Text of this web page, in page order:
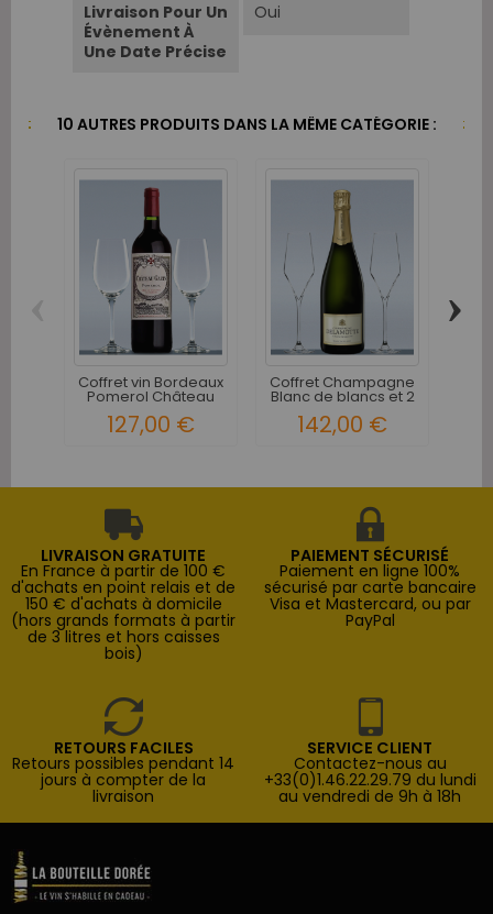
Livraison Pour Un
Évènement À
Une Date Précise
Oui
10 AUTRES PRODUITS DANS LA MÊME CATÉGORIE :
Coffret vin Bordeaux
Pomerol Château
127,00 €
Coffret Champagne
Blanc de blancs et 2
142,00 €
›
LIVRAISON GRATUITE
En France à partir de 100 €
d'achats en point relais et de
150 € d'achats à domicile
(hors grands formats à partir
de 3 litres et hors caisses
bois)
PAIEMENT SÉCURISÉ
Paiement en ligne 100%
sécurisé par carte bancaire
Visa et Mastercard, ou par
PayPal
RETOURS FACILES
Retours possibles pendant 14
jours à compter de la
livraison
SERVICE CLIENT
Contactez-nous au
+33(0)1.46.22.29.79 du lundi
au vendredi de 9h à 18h